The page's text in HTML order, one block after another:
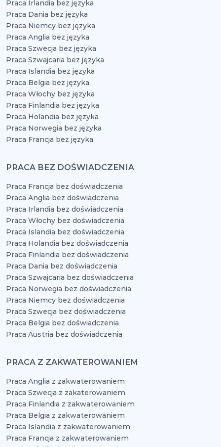
Praca Irlandia bez języka
Praca Dania bez języka
Praca Niemcy bez języka
Praca Anglia bez języka
Praca Szwecja bez języka
Praca Szwajcaria bez języka
Praca Islandia bez języka
Praca Belgia bez języka
Praca Włochy bez języka
Praca Finlandia bez języka
Praca Holandia bez języka
Praca Norwegia bez języka
Praca Francja bez języka
PRACA BEZ DOŚWIADCZENIA
Praca Francja bez doświadczenia
Praca Anglia bez doświadczenia
Praca Irlandia bez doświadczenia
Praca Włochy bez doświadczenia
Praca Islandia bez doświadczenia
Praca Holandia bez doświadczenia
Praca Finlandia bez doświadczenia
Praca Dania bez doświadczenia
Praca Szwajcaria bez doświadczenia
Praca Norwegia bez doświadczenia
Praca Niemcy bez doświadczenia
Praca Szwecja bez doświadczenia
Praca Belgia bez doświadczenia
Praca Austria bez doświadczenia
PRACA Z ZAKWATEROWANIEM
Praca Anglia z zakwaterowaniem
Praca Szwecja z zakaterowaniem
Praca Finlandia z zakwaterowaniem
Praca Belgia z zakwaterowaniem
Praca Islandia z zakwaterowaniem
Praca Francja z zakwaterowaniem